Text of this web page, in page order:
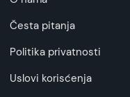
Česta pitanja
Politika privatnosti
Uslovi korisćenja